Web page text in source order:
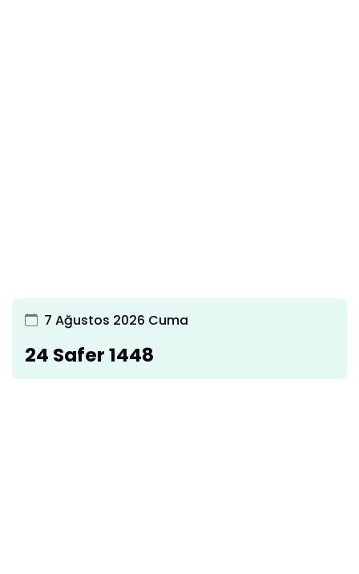
7 Ağustos 2026 Cuma
24 Safer 1448